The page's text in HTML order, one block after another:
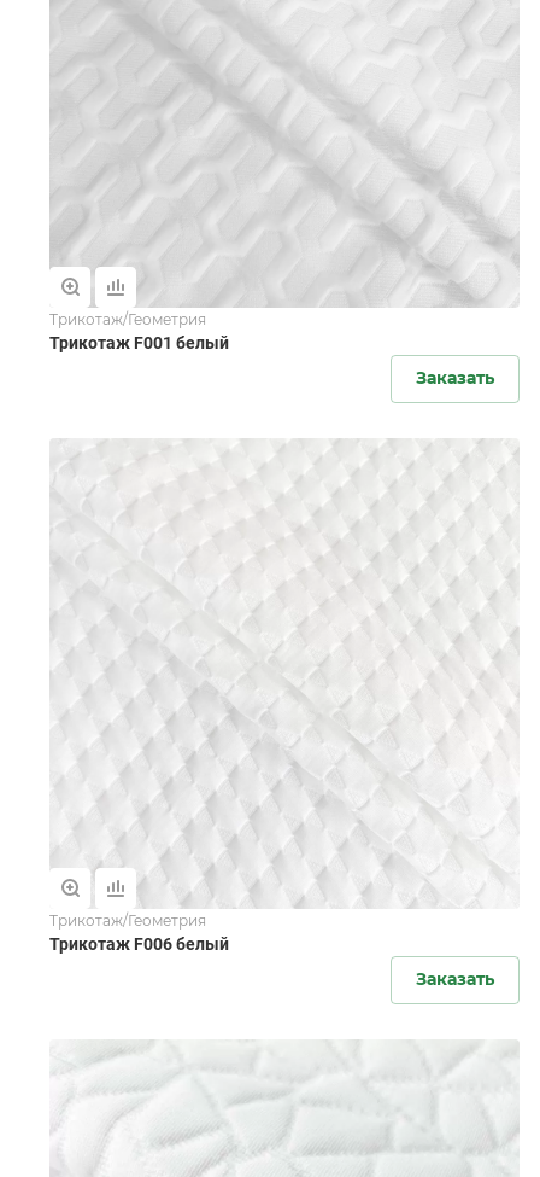
Трикотаж/Геометрия
Трикотаж F001 белый
Заказать
Трикотаж/Геометрия
Трикотаж F006 белый
Заказать